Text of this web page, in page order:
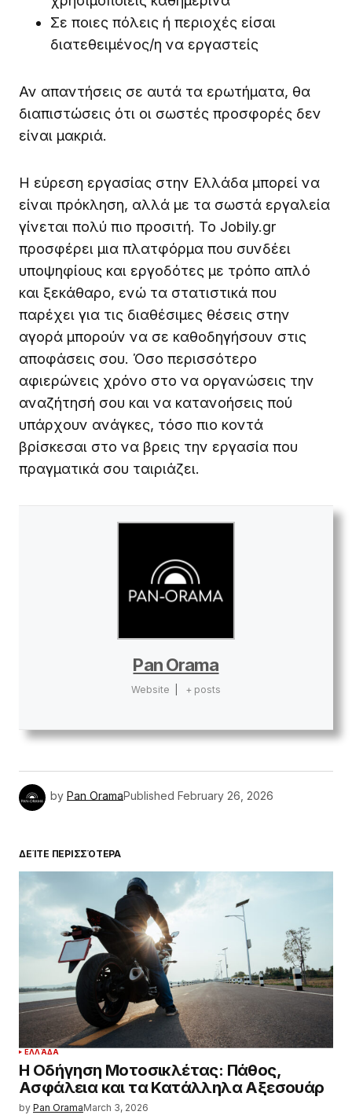
Σε ποιες πόλεις ή περιοχές είσαι
διατεθειμένος/η να εργαστείς
Αν απαντήσεις σε αυτά τα ερωτήματα, θα
διαπιστώσεις ότι οι σωστές προσφορές δεν
είναι μακριά.
Η εύρεση εργασίας στην Ελλάδα μπορεί να
είναι πρόκληση, αλλά με τα σωστά εργαλεία
γίνεται πολύ πιο προσιτή. Το Jobily.gr
προσφέρει μια πλατφόρμα που συνδέει
υποψηφίους και εργοδότες με τρόπο απλό
και ξεκάθαρο, ενώ τα στατιστικά που
παρέχει για τις διαθέσιμες θέσεις στην
αγορά μπορούν να σε καθοδηγήσουν στις
αποφάσεις σου. Όσο περισσότερο
αφιερώνεις χρόνο στο να οργανώσεις την
αναζήτησή σου και να κατανοήσεις πού
υπάρχουν ανάγκες, τόσο πιο κοντά
βρίσκεσαι στο να βρεις την εργασία που
πραγματικά σου ταιριάζει.
Pan Orama
Website + posts
by Pan OramaPublished February 26, 2026
ΔΕΊΤΕ ΠΕΡΙΣΣΌΤΕΡΑ
ΕΛΛΆΔΑ
Η Οδήγηση Μοτοσικλέτας: Πάθος,
Ασφάλεια και τα Κατάλληλα Αξεσουάρ
by Pan OramaMarch 3, 2026